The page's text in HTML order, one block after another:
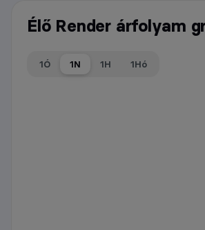
Élő Render árfolyam
1Ó 1N 1H 1Hó